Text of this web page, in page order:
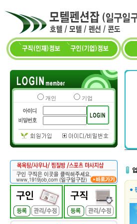
개인 기업
●